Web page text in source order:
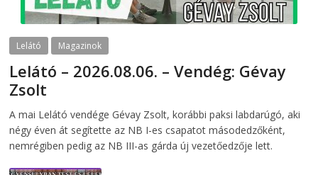
Lelátó Magazinok
Lelátó – 2026.08.06. – Vendég: Gévay
Zsolt
A mai Lelátó vendége Gévay Zsolt, korábbi paksi labdarúgó, aki
négy éven át segítette az NB I-es csapatot másodedzőként,
nemrégiben pedig az NB III-as gárda új vezetőedzője lett.